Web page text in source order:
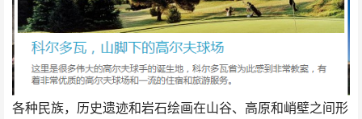
各种民族，历史遗迹和岩石绘画在山谷、高原和峭壁之间形